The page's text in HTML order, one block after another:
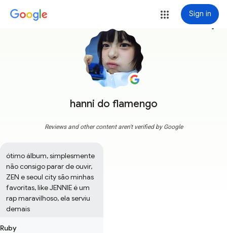
Sign in
hanni do flamengo
more_vert
Reviews and other content aren't verified by Google
ótimo álbum, simplesmente
não consigo parar de ouvir,
ZEN e seoul city são minhas
favoritas, like JENNIE é um
rap maravilhoso, ela serviu
demais
Ruby